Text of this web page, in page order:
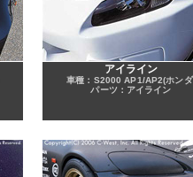
アイライン
車種：S2000 AP1/AP2(ホン
パーツ：アイライン